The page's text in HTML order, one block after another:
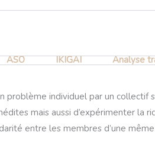
ASO IKIGAI Analyse
problème individuel par un collectif
mais aussi d’expérimenter la
entre les membres d’une